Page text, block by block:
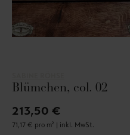
Blümchen, col. 02
213,50 €
71,17 € pro m² | inkl. MwSt.